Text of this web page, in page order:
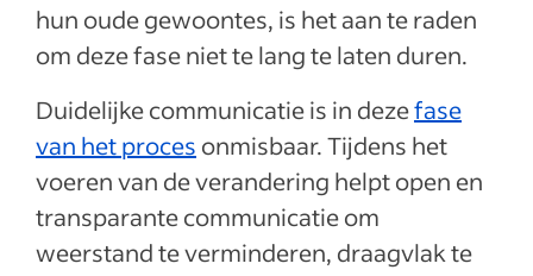
hun oude gewoontes, is het aan te raden
om deze fase niet te lang te laten duren.
Duidelijke communicatie is in dezefase
van het proces onmisbaar. Tijdens het
voeren van de verandering helpt open en
transparante communicatie om
weerstand te verminderen, draagvlak te